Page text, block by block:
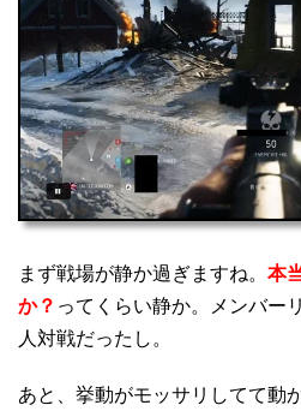
まず戦場が静か過ぎますね。 本
か？ ってくらい静か。メンバー
人対戦だったし。
あと、挙動がモッサリしてて動